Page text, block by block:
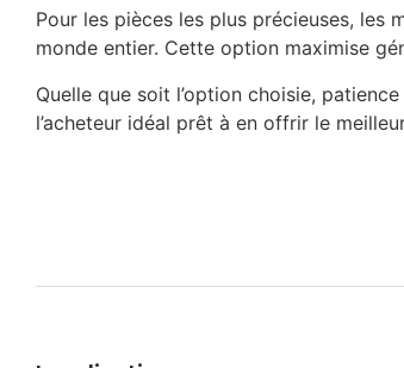
Pour les pièces les plus précieuses, les
monde entier. Cette option maximise
Quelle que soit l’option choisie,
l’acheteur idéal prêt à en offrir le